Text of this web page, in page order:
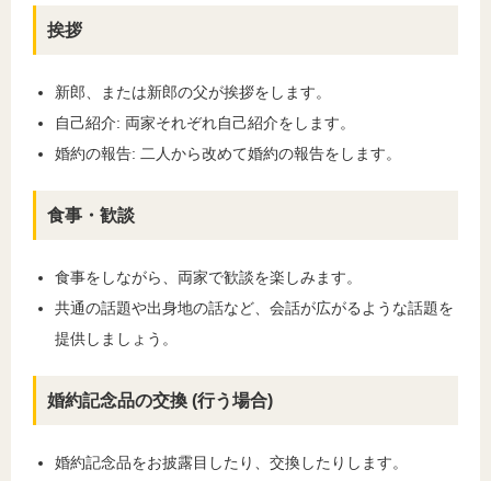
挨拶
新郎、または新郎の父が挨拶をします。
自己紹介: 両家それぞれ自己紹介をします。
婚約の報告: 二人から改めて婚約の報告をします。
食事・歓談
食事をしながら、両家で歓談を楽しみます。
共通の話題や出身地の話など、会話が広がるような話題を
提供しましょう。
婚約記念品の交換 (行う場合)
婚約記念品をお披露目したり、交換したりします。